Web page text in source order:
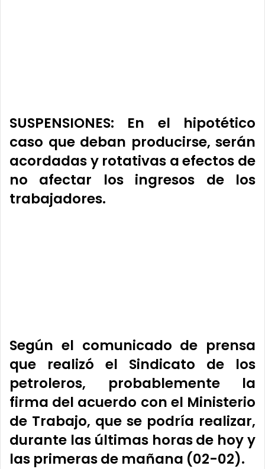
SUSPENSIONES: En el hipotético
caso que deban producirse, serán
acordadas y rotativas a efectos de
no afectar los ingresos de los
trabajadores.
Según el comunicado de prensa
que realizó el Sindicato de los
petroleros, probablemente la
firma del acuerdo con el Ministerio
de Trabajo, que se podría realizar,
durante las últimas horas de hoy y
las primeras de mañana (02-02).